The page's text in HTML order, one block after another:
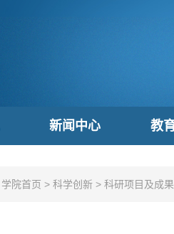
新闻中心 教
学院首页 > 科学创新 > 科研项目及成果